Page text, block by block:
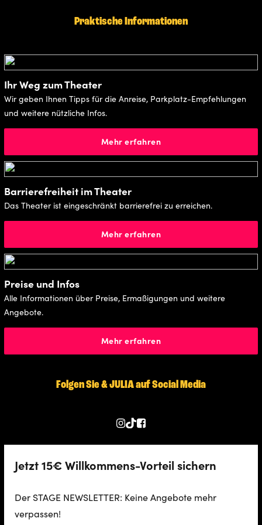
Praktische Informationen
Ihr Weg zum Theater
Wir geben Ihnen Tipps für die Anreise, Parkplatz-Empfehlungen
und weitere nützliche Infos.
Mehr erfahren
Barrierefreiheit im Theater
Das Theater ist eingeschränkt barrierefrei zu erreichen.
Mehr erfahren
Preise und Infos
Alle Informationen über Preise, Ermaßigungen und weitere
Angebote.
Mehr erfahren
Folgen Sie & JULIA auf Social Media
Jetzt 15€ Willkommens-Vorteil sichern
Der STAGE NEWSLETTER: Keine Angebote mehr
verpassen!